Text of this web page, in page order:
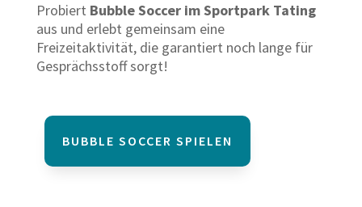
Probiert Bubble Soccer im Sportpark Tating
aus und erlebt gemeinsam eine
Freizeitaktivität, die garantiert noch lange für
Gesprächsstoff sorgt!
BUBBLE SOCCER SPIELEN